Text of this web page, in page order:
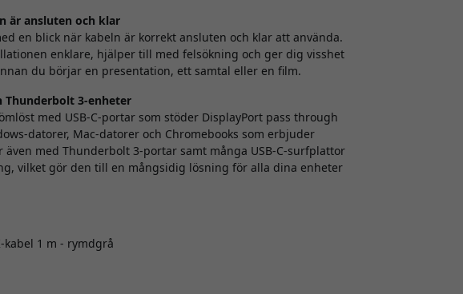
är ansluten och klar
en blick när kabeln är korrekt ansluten och klar att använda.
enklare, hjälper till med felsökning och ger dig visshet
du börjar en presentation, ett samtal eller en film.
Thunderbolt 3-enheter
med USB-C-portar som stöder DisplayPort pass through
datorer, Mac-datorer och Chromebooks som erbjuder
även med Thunderbolt 3-portar samt många USB-C-surfplattor
vilket gör den till en mångsidig lösning för alla dina enheter
kabel 1 m - rymdgrå